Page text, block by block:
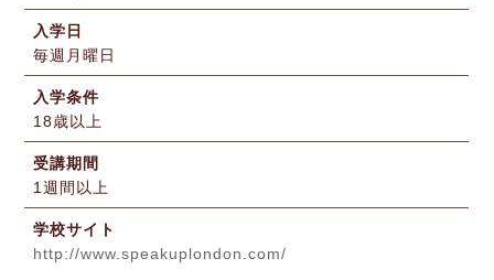
入学日
毎週月曜日
入学条件
18歳以上
受講期間
1週間以上
学校サイト
http://www.speakuplondon.com/